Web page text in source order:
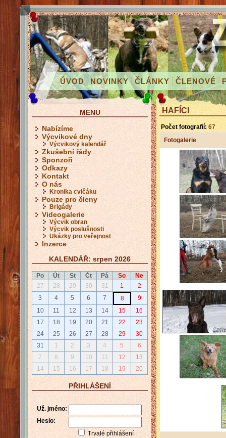
ÚVOD NOVINKY ČLÁNKY ČLENOVÉ
HAFÍCI
Počet fotografií: 67
Fotogalerie
MENU
Nabízíme
Výcvikové dny
Výcvikový kalendář
Zkušební řády
Sponzoři
Odkazy
Kontakt
O nás
Kronika cvičáku
Pouze pro členy
Brigády
Videogalerie
Výcvik obran
Výcvik poslušnosti
Ukázky pro veřejnost
Inzerce
KALENDÁŘ: srpen 2026
Po Út St Čt Pá So
Ne
27
28 29 30 31 1
2
3
4 5 6 7 8
9
10
11 12 13 14 15
16
17
18 19 20 21 22
23
24
25 26 27 28 29
30
31
1 2 3 4 5
6
7
8 9 10 11 12
13
14
15 16 17 18 19 20
PŘIHLÁŠENÍ
Už. jméno:
Heslo:
Trvalé přihlášení